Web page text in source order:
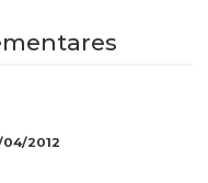
04/2012